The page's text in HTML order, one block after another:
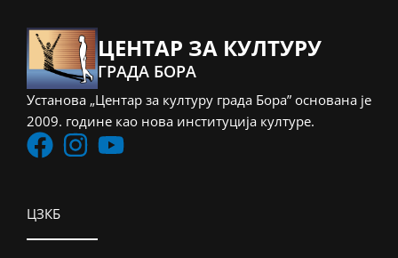
ЦЕНТАР ЗА КУЛТУРУ
ГРАДА БОРА
Установа „Центар за културу града Бора” основана је
2009. године као нова институција културе.
ЦЗКБ